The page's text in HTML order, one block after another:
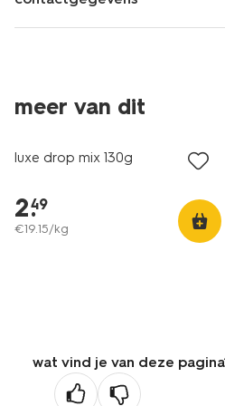
meer van dit
2 voor 3.99
met je HEMA pas
luxe drop mix 130g
2.
49
€19.15/kg
wat vind je van deze